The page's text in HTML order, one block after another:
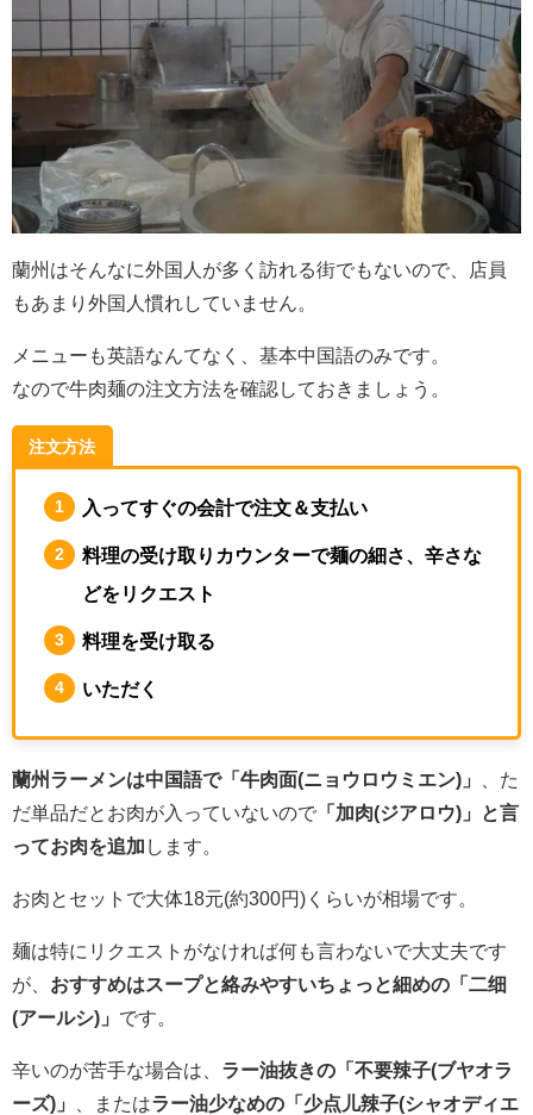
蘭州はそんなに外国人が多く訪れる街でもないので、店員
もあまり外国人慣れしていません。
メニューも英語なんてなく、基本中国語のみです。
なので牛肉麺の注文方法を確認しておきましょう。
注文方法
入ってすぐの会計で注文＆支払い
料理の受け取りカウンターで麺の細さ、辛さな
どをリクエスト
料理を受け取る
いただく
蘭州ラーメンは中国語で「牛肉面(ニョウロウミエン)」
、た
だ単品だとお肉が入っていないので 「加肉(ジアロウ)」と言
ってお肉を追加 します。
お肉とセットで大体18元(約300円)くらいが相場です。
麺は特にリクエストがなければ何も言わないで大丈夫です
が、 おすすめはスープと絡みやすいちょっと細めの「二细
(アールシ)」 です。
辛いのが苦手な場合は、 ラー油抜きの「不要辣子(ブヤオラ
ーズ)」
、またはラー油少なめの「少点儿辣子(シャオディエ